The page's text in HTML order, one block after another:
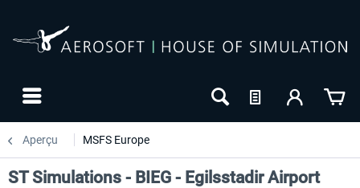
Aperçu MSFS Europe
ST Simulations - BIEG - Egilsstadir Airport